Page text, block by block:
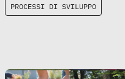
PROCESSI DI SVILUPPO